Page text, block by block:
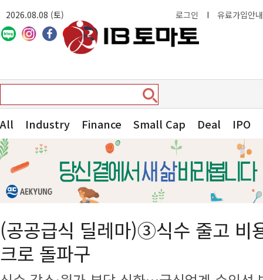
2026.08.08 (토) 로그인 I 유료가입안내
All Industry Finance Small Cap Deal IPO
(공공급식 딜레마)③식수 줄고 비
크로 돌파구